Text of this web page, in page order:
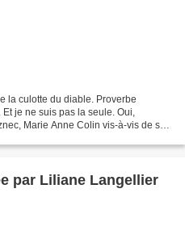
la culotte du diable. Proverbe
je ne suis pas la seule. Oui,
Marie Anne Colin vis-à-vis de sa
par Liliane Langellier